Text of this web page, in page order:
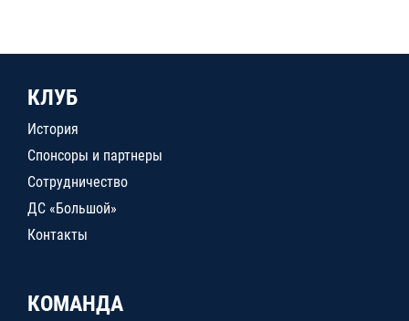
КЛУБ
История
Спонсоры и партнеры
Сотрудничество
ДС «Большой»
Контакты
КОМАНДА